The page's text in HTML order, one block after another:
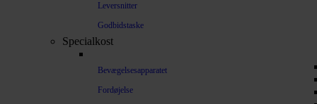
Leversnitter
Godbidstaske
Specialkost
Bevægelsesapparatet
Fordøjelse